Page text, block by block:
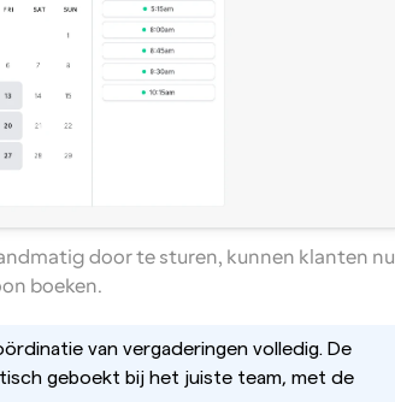
door te sturen, kunnen klanten nu
boeken.
van vergaderingen volledig. De
geboekt bij het juiste team, met de